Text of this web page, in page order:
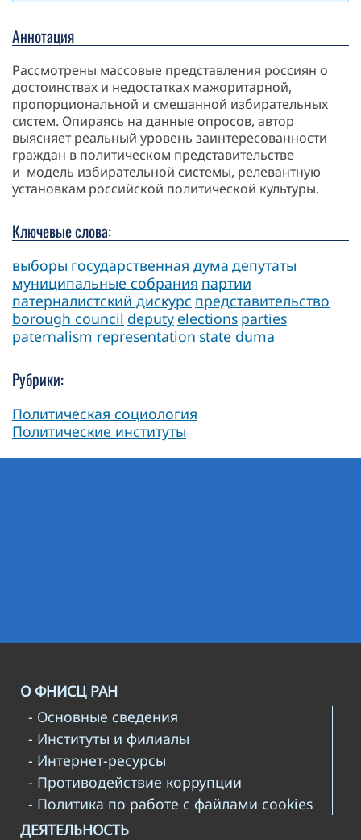
Аннотация
Рассмотрены массовые представления россиян о
достоинствах и недостатках мажоритарной,
пропорциональной и смешанной избирательных
систем. Опираясь на данные опросов, автор
выясняет реальный уровень заинтересованности
граждан в политическом представительстве
и модель избирательной системы, релевантную
установкам российской политической культуры.
Ключевые слова:
выборы государственная дума депутаты
муниципальные собрания партии
патерналистский дискурс представительство
borough council deputy elections parties
paternalism representation state duma
Рубрики:
Политическая социология
Политические институты
О ФНИСЦ РАН
- Основные сведения
- Институты и филиалы
- Интернет-ресурсы
- Противодействие коррупции
- Политика по работе с файлами cookies
ДЕЯТЕЛЬНОСТЬ